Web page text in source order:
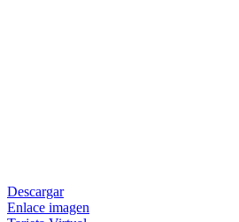
Descargar
Enlace imagen